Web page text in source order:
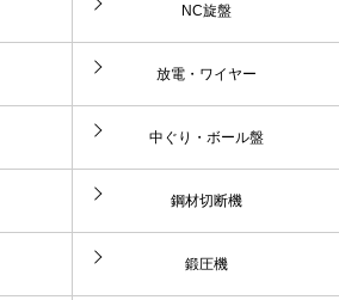
NC旋盤
放電・ワイヤー
中ぐり・ボール盤
鋼材切断機
鍛圧機